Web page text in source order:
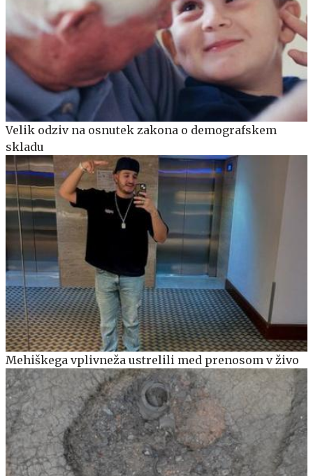
Velik odziv na osnutek zakona o demografskem
skladu
Mehiškega vplivneža ustrelili med prenosom v živo